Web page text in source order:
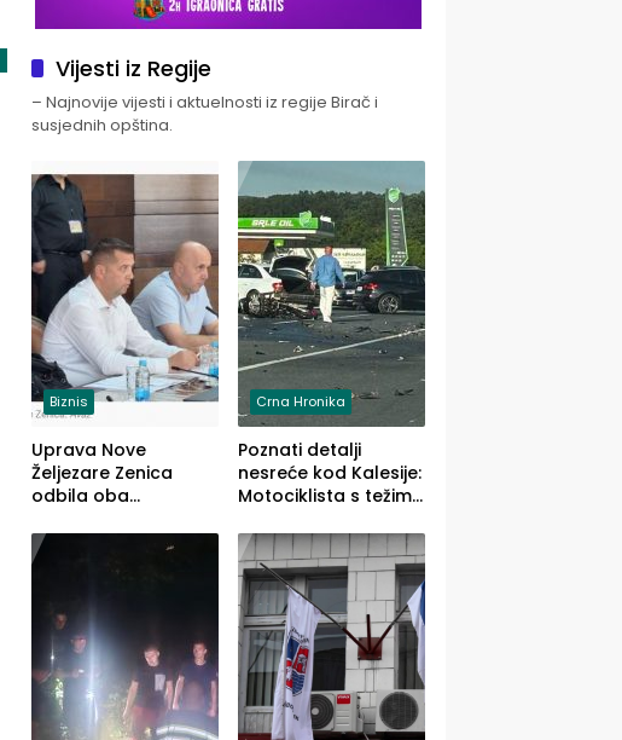
Vijesti iz Regije
– Najnovije vijesti i aktuelnosti iz regije Birač i
susjednih opština.
Biznis
Uprava Nove
Željezare Zenica
odbila oba
FBiH: Ustrajni da je
stečaj jedino rješenje
Crna Hronika
Poznati detalji
nesreće kod Kalesije:
Motociklista s težim,
lakšim povredama